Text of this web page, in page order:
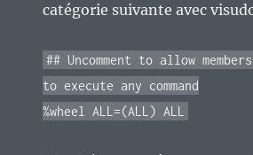
catégorie suivante avec
## Uncomment to allow
to execute any command
%wheel ALL=(ALL) ALL